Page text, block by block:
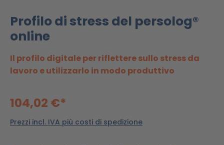
Profilo di stress del persolog®
online
Il profilo digitale per riflettere sullo stress da
lavoro e utilizzarlo in modo produttivo
104,02 €*
Prezzi incl. IVA più costi di spedizione